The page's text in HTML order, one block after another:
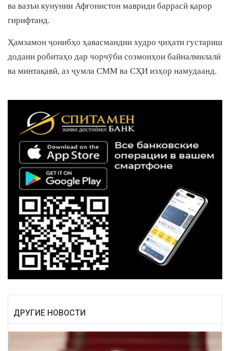
ва вазъи кунунии Афғонистон мавриди баррасӣ қарор
гирифтанд.
Ҳамзамон ҷонибҳо ҳавасмандии худро ҷиҳати густариш
додани робитаҳо дар чорчӯби созмонҳои байналмилалӣ
ва минтақавӣ, аз ҷумла СММ ва СҲИ изҳор намудаанд.
ДРУГИЕ НОВОСТИ